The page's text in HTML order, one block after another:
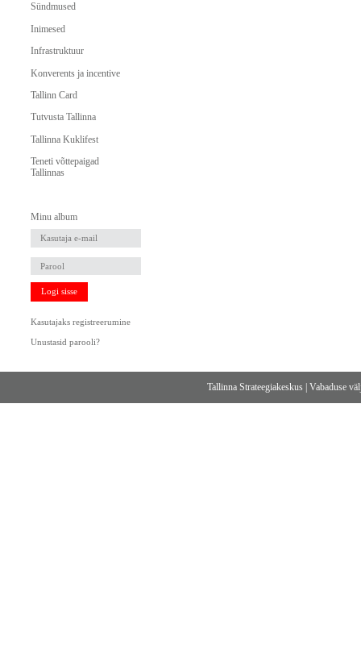
Sündmused
Inimesed
Infrastruktuur
Konverents ja incentive
Tallinn Card
Tutvusta Tallinna
Tallinna Kuklifest
Teneti võttepaigad
Tallinnas
Minu album
Logi sisse
Kasutajaks registreerumine
Unustasid parooli?
Tallinna Strateegiakeskus |Vabaduse